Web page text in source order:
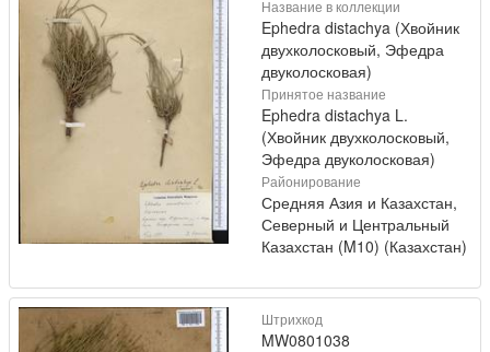
Название в коллекции
Ephedra distachya (Хвойник
двухколосковый, Эфедра
двуколосковая)
Принятое название
Ephedra distachya L.
(Хвойник двухколосковый,
Эфедра двуколосковая)
Районирование
Средняя Азия и Казахстан,
Северный и Центральный
Казахстан (M10) (Казахстан)
Штрихкод
MW0801038